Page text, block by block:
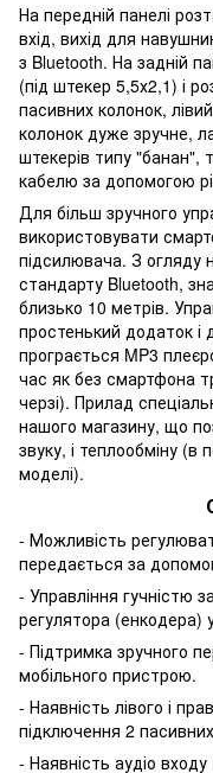
На передній панелі
вхід, вихід для
з Bluetooth. На задній
(під штекер 5,5х2,1) і
пасивних колонок,
колонок дуже зручне,
штекерів типу "банан",
кабелю за допомогою
Для більш зручного
використовувати
підсилювача. З огляду
стандарту Bluetooth,
близько 10 метрів.
простенький додаток і
програється MP3
час як без смартфона
черзі). Прилад
нашого магазину, що
звуку, і теплообміну (в
моделі).
- Можливість
передається за
- Управління гучністю
регулятора (енкодера)
- Підтримка зручного
мобільного пристрою.
- Наявність лівого і
підключення 2
- Наявність аудіо